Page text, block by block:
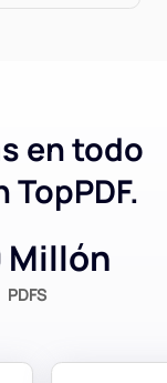
en todo
Millón
PDFS